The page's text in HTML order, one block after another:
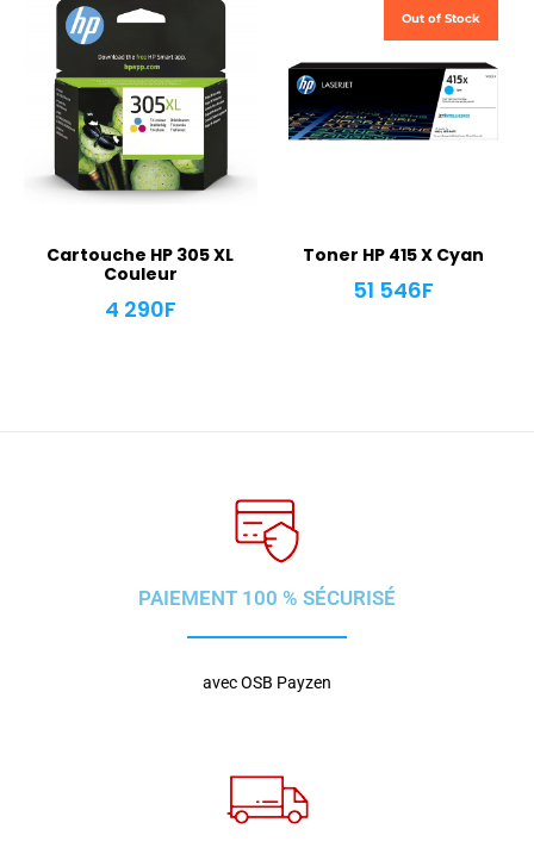
Cartouche HP 305 XL
Couleur
4 290F
Out of Stock
Toner HP 415 X Cyan
51 546F
PAIEMENT 100 % SÉCURISÉ
avec OSB Payzen